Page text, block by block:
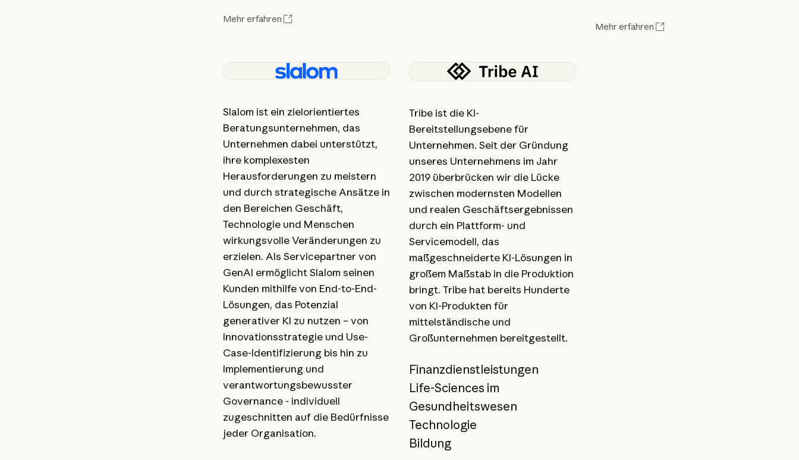
Mehr erfahren
Mehr erfahren
Slalom ist ein zielorientiertes
Beratungsunternehmen, das
Unternehmen dabei unterstützt,
ihre komplexesten
Herausforderungen zu meistern
und durch strategische Ansätze in
den Bereichen Geschäft,
Technologie und Menschen
wirkungsvolle Veränderungen zu
erzielen. Als Servicepartner von
GenAI ermöglicht Slalom seinen
Kunden mithilfe von End-to-End-
Lösungen, das Potenzial
generativer KI zu nutzen – von
Innovationsstrategie und Use-
Case-Identifizierung bis hin zu
Implementierung und
verantwortungsbewusster
Governance - individuell
zugeschnitten auf die Bedürfnisse
jeder Organisation.
Tribe ist die KI-
Bereitstellungsebene für
Unternehmen. Seit der Gründung
unseres Unternehmens im Jahr
2019 überbrücken wir die Lücke
zwischen modernsten Modellen
und realen Geschäftsergebnissen
durch ein Plattform- und
Servicemodell, das
maßgeschneiderte KI-Lösungen in
großem Maßstab in die Produktion
bringt. Tribe hat bereits Hunderte
von KI-Produkten für
mittelständische und
Großunternehmen bereitgestellt.
Finanzdienstleistungen
Life-Sciences im
Gesundheitswesen
Technologie
Bildung